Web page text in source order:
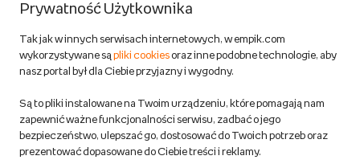
Johns Raechel
Produkt cyfrowy
231,99 zł
Prywatność Użytkownika
Tak jak w innych serwisach internetowych, w empik.com
wykorzystywane sąpliki cookiesoraz inne podobne technologie, aby
nasz portal był dla Ciebie przyjazny i wygodny.
Są to pliki instalowane na Twoim urządzeniu, które pomagają nam
zapewnić ważne funkcjonalności serwisu, zadbać o jego
bezpieczeństwo, ulepszać go, dostosować do Twoich potrzeb oraz
prezentować dopasowane do Ciebie treści i reklamy.